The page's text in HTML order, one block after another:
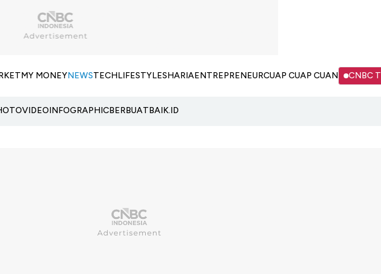
MY MONEYNEWSTECHLIFESTYLESHARIAENTREPRENEURCUAP CUAP CUAN CNBC
VIDEOINFOGRAPHICBERBUATBAIK.ID